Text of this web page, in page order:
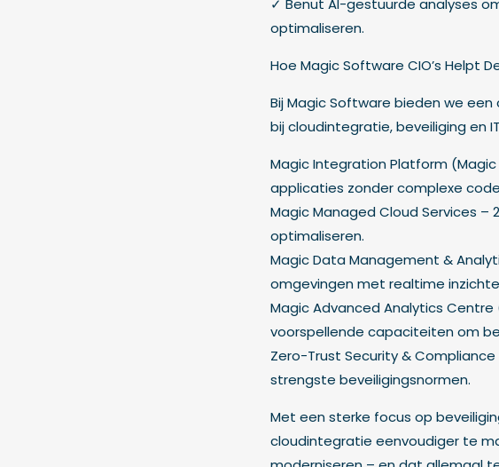
✓ Benut AI-gestuurde analyses
optimaliseren.
Hoe Magic Software CIO’s Helpt
Bij Magic Software bieden we
bij cloudintegratie, beveiliging en
Magic Integration Platform
applicaties zonder complexe
Magic Managed Cloud Services
optimaliseren.
Magic Data Management &
omgevingen met realtime
Magic Advanced Analytics
voorspellende capaciteiten om
Zero-Trust Security &
strengste beveiligingsnormen.
Met een sterke focus op
cloudintegratie eenvoudiger te